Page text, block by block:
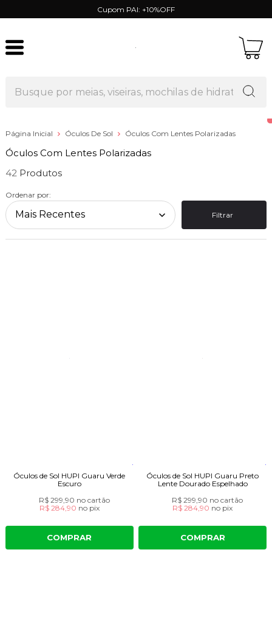
Cupom PAI: +10%OFF
Página Inicial Óculos De Sol Óculos Com Lentes Polarizadas
Óculos Com Lentes Polarizadas
42
Ordenar por:
Filtrar
Óculos de Sol HUPI Guaru Verde
Escuro
R$ 299,90 no cartão
R$ 284,90 no pix
COMPRAR
Óculos de Sol HUPI Guaru Preto
Lente Dourado Espelhado
R$ 299,90 no cartão
R$ 284,90 no pix
COMPRAR